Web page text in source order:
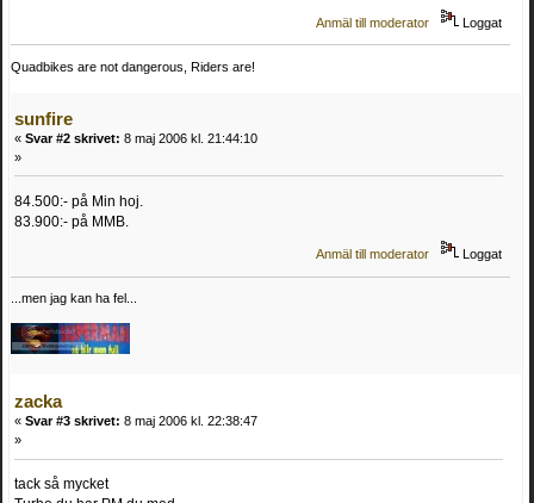
Anmäl till moderator Loggat
Quadbikes are not dangerous, Riders are!
sunfire
« Svar #2 skrivet: 8 maj 2006 kl. 21:44:10
»
84.500:- på Min hoj.
83.900:- på MMB.
Anmäl till moderator Loggat
...men jag kan ha fel...
zacka
« Svar #3 skrivet: 8 maj 2006 kl. 22:38:47
»
tack så mycket